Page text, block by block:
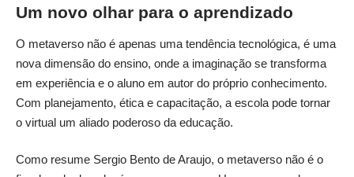
Um novo olhar para o aprendizado
O metaverso não é apenas uma tendência tecnológica, é uma
nova dimensão do ensino, onde a imaginação se transforma
em experiência e o aluno em autor do próprio conhecimento.
Com planejamento, ética e capacitação, a escola pode tornar
o virtual um aliado poderoso da educação.
Como resume Sergio Bento de Araujo, o metaverso não é o